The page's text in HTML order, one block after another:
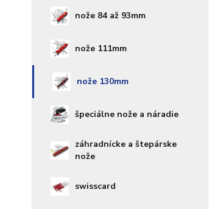
nože 84 až 93mm
nože 111mm
nože 130mm
špeciálne nože a náradie
záhradnícke a štepárske
nože
swisscard